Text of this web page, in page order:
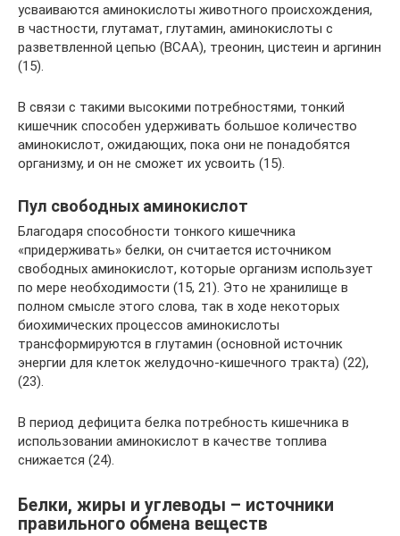
усваиваются аминокислоты животного происхождения,
в частности, глутамат, глутамин, аминокислоты с
разветвленной цепью (ВСАА), треонин, цистеин и аргинин
(15).
В связи с такими высокими потребностями, тонкий
кишечник способен удерживать большое количество
аминокислот, ожидающих, пока они не понадобятся
организму, и он не сможет их усвоить (15).
Пул свободных аминокислот
Благодаря способности тонкого кишечника
«придерживать» белки, он считается источником
свободных аминокислот, которые организм использует
по мере необходимости (15, 21). Это не хранилище в
полном смысле этого слова, так в ходе некоторых
биохимических процессов аминокислоты
трансформируются в глутамин (основной источник
энергии для клеток желудочно-кишечного тракта) (22),
(23).
В период дефицита белка потребность кишечника в
использовании аминокислот в качестве топлива
снижается (24).
Белки, жиры и углеводы – источники
правильного обмена веществ